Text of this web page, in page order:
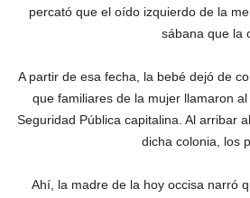
percató que el oído izquierdo de la
sábana que la
A partir de esa fecha, la bebé dejó de
que familiares de la mujer llamaron
Seguridad Pública capitalina. Al arribar
dicha colonia, los
Ahí, la madre de la hoy occisa narró